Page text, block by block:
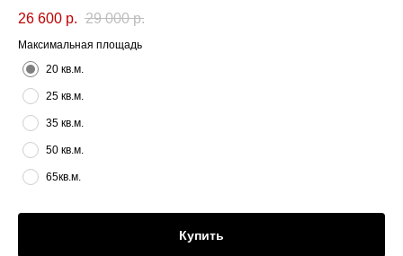
26 600 р. 29 000 р.
Максимальная площадь
20 кв.м.
25 кв.м.
35 кв.м.
50 кв.м.
65кв.м.
Купить